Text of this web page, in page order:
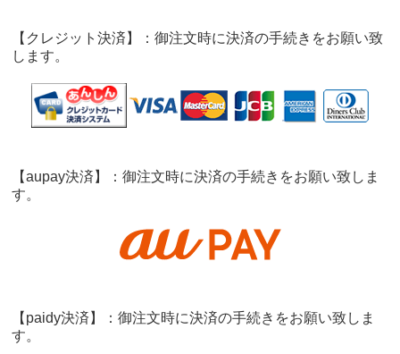
【クレジット決済】：御注文時に決済の手続きをお願い致
します。
【aupay決済】：御注文時に決済の手続きをお願い致しま
す。
【paidy決済】：御注文時に決済の手続きをお願い致しま
す。